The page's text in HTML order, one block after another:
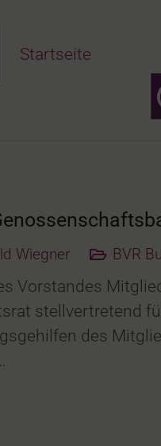
Startseite
Wiegner BVR
Vorstandes
stellvertretend
des